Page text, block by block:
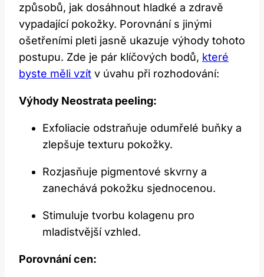
způsobů, jak dosáhnout hladké a zdravě
vypadající pokožky. Porovnání ‌s‌ jinými
‌ošetřeními pleti jasně ukazuje‍ výhody tohoto
postupu. Zde je pár klíčových ⁣bodů, které
byste‍ měli vzít v‍ úvahu při rozhodování:
Výhody Neostrata peeling:
Exfoliacie odstraňuje ‌odumřelé buňky a
zlepšuje texturu ⁢pokožky.
Rozjasňuje pigmentové skvrny a
zanechává pokožku sjednocenou.
Stimuluje tvorbu kolagenu pro
mladistvější vzhled.
Porovnání ⁣cen: